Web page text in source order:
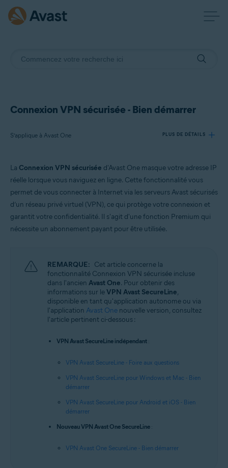
Connexion VPN sécurisée - Bien démarrer
S’applique à Avast One PLUS DE DÉTAILS
Systèmes d'exploitation:
La Connexion VPN sécurisée d'Avast One masque votre adresse IP
réelle lorsque vous naviguez en ligne. Cette fonctionnalité vous
permet de vous connecter à Internet via les serveurs Avast sécurisés
d’un réseau privé virtuel (VPN), ce qui protège votre connexion et
garantit votre confidentialité. Il s'agit d'une fonction Premium qui
nécessite un abonnement payant pour être utilisée.
REMARQUE: Cet article concerne la
fonctionnalité Connexion VPN sécurisée incluse
dans l'ancien Avast One. Pour obtenir des
informations sur leVPN Avast SecureLine,
disponible en tant qu'application autonome ou via
l'application Avast One nouvelle version, consultez
l'article pertinent ci-dessous :
VPN Avast SecureLine indépendant :
VPN Avast SecureLine - Foire aux questions
VPN Avast SecureLine pour Windows et Mac - Bien
démarrer
VPN Avast SecureLine pour Android et iOS - Bien
démarrer
Nouveau VPN Avast One SecureLine :
VPN Avast One SecureLine - Bien démarrer